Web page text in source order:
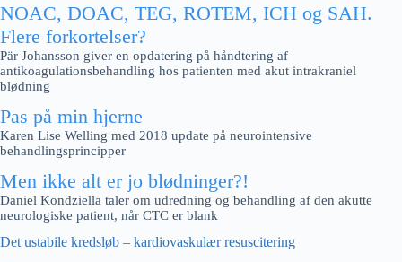
NOAC, DOAC, TEG, ROTEM, ICH og SAH.
Flere forkortelser?
Pär Johansson giver en opdatering på håndtering af
antikoagulationsbehandling hos patienten med akut intrakraniel
blødning
Pas på min hjerne
Karen Lise Welling med 2018 update på neurointensive
behandlingsprincipper
Men ikke alt er jo blødninger?!
Daniel Kondziella taler om udredning og behandling af den akutte
neurologiske patient, når CTC er blank
Det ustabile kredsløb – kardiovaskulær resuscitering